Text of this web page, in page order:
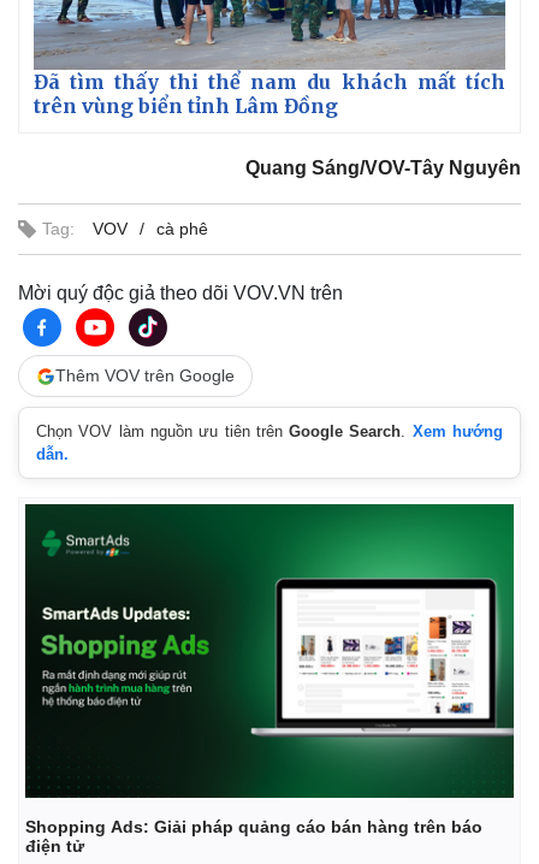
Thế giới
Multimedia
Ảnh
Đã tìm thấy thi thể nam du khách mất tích
trên vùng biển tỉnh Lâm Đồng
Quang Sáng/VOV-Tây Nguyên
Tag: VOV cà phê
Mời quý độc giả theo dõi VOV.VN trên
Thêm VOV trên Google
Chọn VOV làm nguồn ưu tiên trênGoogle Search. Xem hướng
dẫn.
Shopping Ads: Giải pháp quảng cáo bán hàng trên báo
điện tử